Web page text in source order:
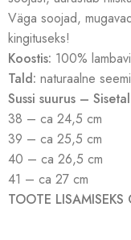
Väga soojad,
kingituseks!
Koostis: 100%
Tald: naturaalne
Sussi suurus –
38 – ca 24,5 cm
39 – ca 25,5 cm
40 – ca 26,5 cm
41 – ca 27 cm
TOOTE LISAMISEKS